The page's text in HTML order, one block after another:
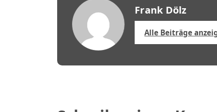
Frank Dölz
Alle Beiträge